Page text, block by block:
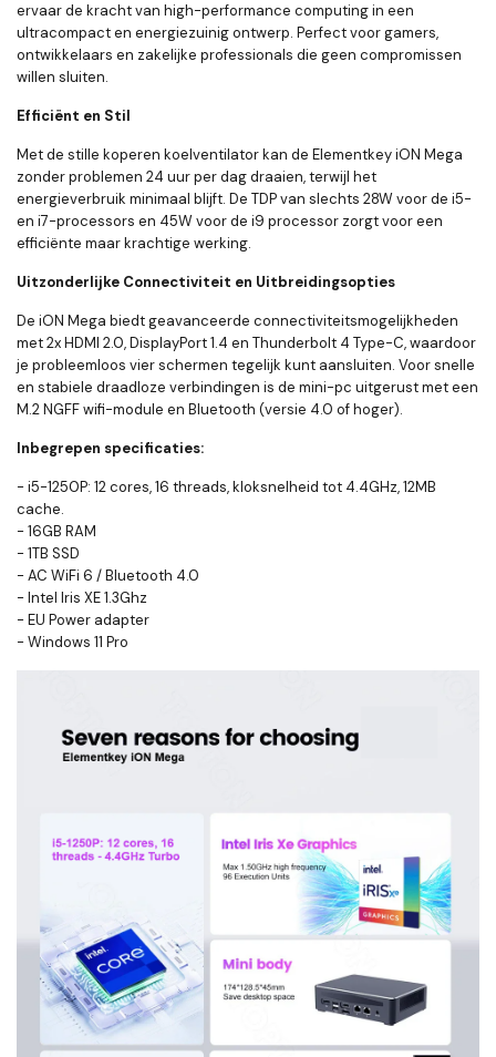
ervaar de kracht van high-performance computing in een
ultracompact en energiezuinig ontwerp. Perfect voor gamers,
ontwikkelaars en zakelijke professionals die geen compromissen
willen sluiten.
Efficiënt en Stil
Met de stille koperen koelventilator kan de Elementkey iON Mega
zonder problemen 24 uur per dag draaien, terwijl het
energieverbruik minimaal blijft. De TDP van slechts 28W voor de i5-
en i7-processors en 45W voor de i9 processor zorgt voor een
efficiënte maar krachtige werking.
Uitzonderlijke Connectiviteit en Uitbreidingsopties
De iON Mega biedt geavanceerde connectiviteitsmogelijkheden
met 2x HDMI 2.0, DisplayPort 1.4 en Thunderbolt 4 Type-C, waardoor
je probleemloos vier schermen tegelijk kunt aansluiten. Voor snelle
en stabiele draadloze verbindingen is de mini-pc uitgerust met een
M.2 NGFF wifi-module en Bluetooth (versie 4.0 of hoger).
Inbegrepen specificaties:
- i5-1250P: 12 cores, 16 threads, kloksnelheid tot 4.4GHz, 12MB
cache.
- 16GB RAM
- 1TB SSD
- AC WiFi 6 / Bluetooth 4.0
- Intel Iris XE 1.3Ghz
- EU Power adapter
- Windows 11 Pro